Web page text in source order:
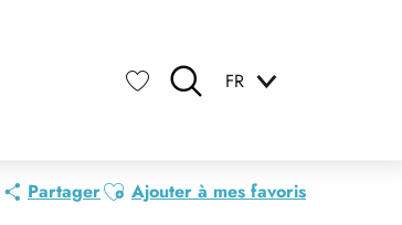
FR
PartagerAjouter aux favoris
Ajouter à mes favoris